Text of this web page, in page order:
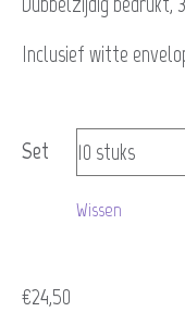
Inclusief witte
Set
Wissen
€24,50